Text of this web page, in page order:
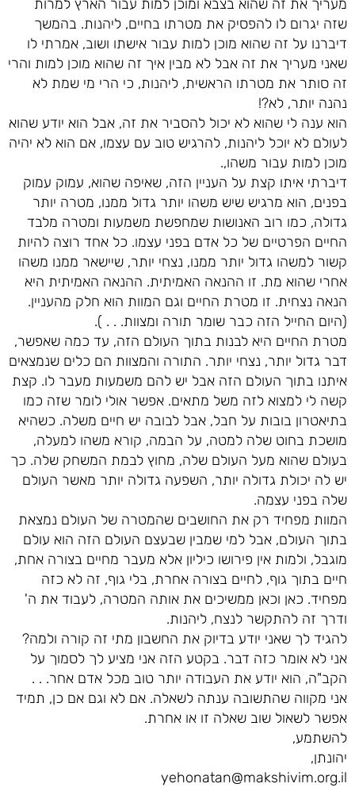
מעריך את זה שהוא בצבא ומוכן למות עבור הארץ למרות
שזה יגרום לו להפסיק את מטרתו בחיים, ליהנות. בהמשך
דיברנו על זה שהוא מוכן למות עבור אישתו ושוב, אמרתי לו
שאני מעריך את זה אבל לא מבין איך זה שהוא מוכן למות והרי
זה סותר את מטרתו הראשית, ליהנות, כי הרי מי שמת לא
נהנה יותר, לא?!
הוא ענה לי שהוא לא יכול להסביר את זה, אבל הוא יודע שהוא
לעולם לא יוכל ליהנות, להרגיש טוב עם עצמו, אם הוא לא יהיה
מוכן למות עבור משהו,.
דיברתי איתו קצת על העניין הזה, שאיפה שהוא, עמוק עמוק
בפנים, הוא מרגיש שיש משהו יותר גדול ממנו, מטרה יותר
גדולה, כמו רוב האנושות שמחפשת משמעות ומטרה מלבד
החיים הפרטיים של כל אדם בפני עצמו. כל אחד רוצה להיות
קשור למשהו גדול יותר ממנו, נצחי יותר, שיישאר ממנו משהו
אחרי שהוא מת. זו ההנאה האמיתית. ההנאה האמיתית היא
הנאה נצחית. זו מטרת החיים וגם המוות הוא חלק מהעניין.
(היום החייל הזה כבר שומר תורה ומצוות. . . ).
מטרת החיים היא לבנות בתוך העולם הזה, עד כמה שאפשר,
דבר גדול יותר, נצחי יותר. התורה והמצוות הם כלים שנמצאים
איתנו בתוך העולם הזה אבל יש להם משמעות מעבר לו. קצת
קשה לי למצוא לזה משל מתאים. אפשר אולי לומר שזה כמו
בתיאטרון בובות על חבל, אבל לבובה יש חיים משלה. כשהיא
מושכת בחוט שלה למטה, על הבמה, קורא משהו למעלה,
בעולם שהוא מעל העולם שלה, מחוץ לבמת המשחק שלה. כך
יש לה יכולת גדולה יותר, השפעה גדולה יותר מאשר העולם
שלה בפני עצמה.
המוות מפחיד רק את החושבים שהמטרה של העולם נמצאת
בתוך העולם, אבל למי שמבין שבעצם העולם הזה הוא עולם
מוגבל, ולמות אין פירושו כיליון אלא מעבר מחיים בצורה אחת,
חיים בתוך גוף, לחיים בצורה אחרת, בלי גוף, זה לא כזה
מפחיד. כאן וכאן ממשיכים את אותה המטרה, לעבוד את ה'
ודרך זה להתקשר לנצח, ליהנות.
להגיד לך שאני יודע בדיוק את החשבון מתי זה קורה ולמה?
אני לא אומר כזה דבר. בקטע הזה אני מציע לך לסמוך על
הקב"ה, הוא יודע את העבודה יותר טוב מכל אדם אחר. . .
אני מקווה שהתשובה ענתה לשאלה. אם לא וגם אם כן, תמיד
אפשר לשאול שוב שאלה זו או אחרת.
להשתמע,
יהונתן,
yehonatan@makshivim.org.il